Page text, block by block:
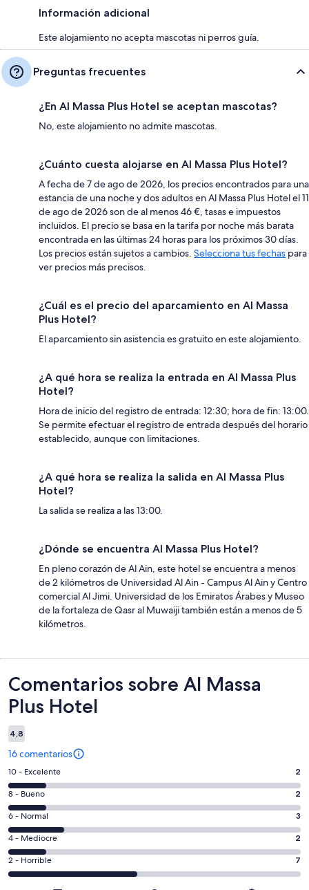
Información adicional
Este alojamiento no acepta mascotas ni perros guía.
Preguntas frecuentes
¿En Al Massa Plus Hotel se aceptan mascotas?
No, este alojamiento no admite mascotas.
¿Cuánto cuesta alojarse en Al Massa Plus Hotel?
A fecha de 7 de ago de 2026, los precios encontrados para una
estancia de una noche y dos adultos en Al Massa Plus Hotel el 11
de ago de 2026 son de al menos 46 €, tasas e impuestos
incluidos. El precio se basa en la tarifa por noche más barata
encontrada en las últimas 24 horas para los próximos 30 días.
Los precios están sujetos a cambios. Selecciona tus fechas para
ver precios más precisos.
¿Cuál es el precio del aparcamiento en Al Massa
Plus Hotel?
El aparcamiento sin asistencia es gratuito en este alojamiento.
¿A qué hora se realiza la entrada en Al Massa Plus
Hotel?
Hora de inicio del registro de entrada: 12:30; hora de fin: 13:00.
Se permite efectuar el registro de entrada después del horario
establecido, aunque con limitaciones.
¿A qué hora se realiza la salida en Al Massa Plus
Hotel?
La salida se realiza a las 13:00.
¿Dónde se encuentra Al Massa Plus Hotel?
En pleno corazón de Al Ain, este hotel se encuentra a menos
de 2 kilómetros de Universidad Al Ain - Campus Al Ain y Centro
comercial Al Jimi. Universidad de los Emiratos Árabes y Museo
de la fortaleza de Qasr al Muwaiji también están a menos de 5
kilómetros.
Comentarios
Comentarios sobre Al Massa
Plus Hotel
4,8
16 comentarios
2
comentarios
de
un
total
de
16
con
10 - Excelente 2
2
comentarios
de
un
total
de
16
8 - Bueno 2
3
comentarios
de
un
total
6 - Normal 3
2
comentarios
de
4 - Mediocre 2
7
comentarios
2 - Horrible 7